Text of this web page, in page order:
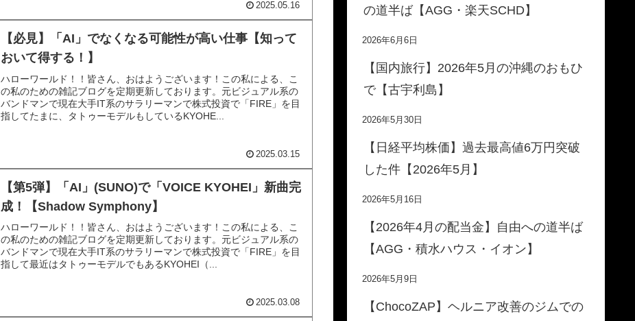
2025.05.16
【必見】「AI」でなくなる可能性が高い仕事【知って
おいて得する！】
ハローワールド！！皆さん、おはようございます！この私による、こ
の私のための雑記ブログを定期更新しております。元ビジュアル系の
バンドマンで現在大手IT系のサラリーマンで株式投資で「FIRE」を目
指してたまに、タトゥーモデルもしているKYOHE...
2025.03.15
【第5弾】「AI」(SUNO)で「VOICE KYOHEI」新曲完
成！【Shadow Symphony】
ハローワールド！！皆さん、おはようございます！この私による、こ
の私のための雑記ブログを定期更新しております。元ビジュアル系の
バンドマンで現在大手IT系のサラリーマンで株式投資で「FIRE」を目
指して最近はタトゥーモデルでもあるKYOHEI（...
2025.03.08
の道半ば【AGG・楽天SCHD】
2026年6月6日
【国内旅行】2026年5月の沖縄のおもひ
で【古宇利島】
2026年5月30日
【日経平均株価】過去最高値6万円突破
した件【2026年5月】
2026年5月16日
【2026年4月の配当金】自由への道半ば
【AGG・積水ハウス・イオン】
2026年5月9日
【ChocoZAP】ヘルニア改善のジムでの